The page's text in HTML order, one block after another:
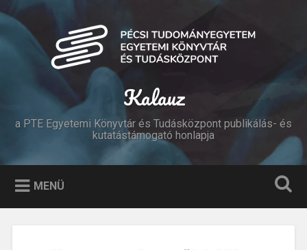
Tovább
tartalomhoz
Keresés
Kalauz
a PTE Egyetemi Könyvtár és Tudásközpont publikálás- és
kutatástámogató honlapja
MENÜ